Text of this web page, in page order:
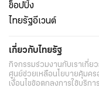
ช็อปปิ้ง
ไทยรัฐอีเวนต์
เกี่ยวกับไทยรัฐ
กิจกรรมร่วมงานกับเราเกี่ย
ศูนย์ช่วยเหลือนโยบายคุ้มค
เงื่อนไขข้อตกลงการใช้บริการ